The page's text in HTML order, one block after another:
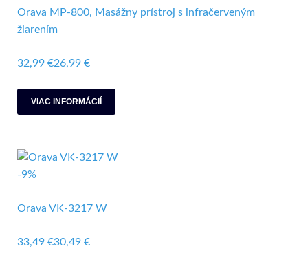
Orava MP-800, Masážny prístroj s infračerveným
žiarením
32,99 €26,99 €
VIAC INFORMÁCIÍ
-9%
Orava VK-3217 W
33,49 €30,49 €